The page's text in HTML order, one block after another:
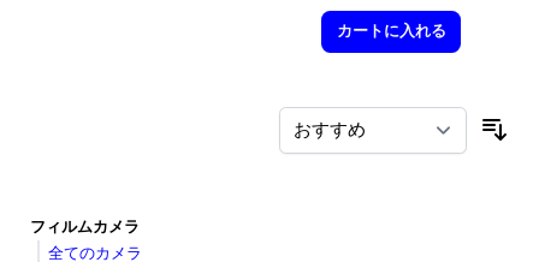
カートに入れる
フィルムカメラ
全てのカメラ